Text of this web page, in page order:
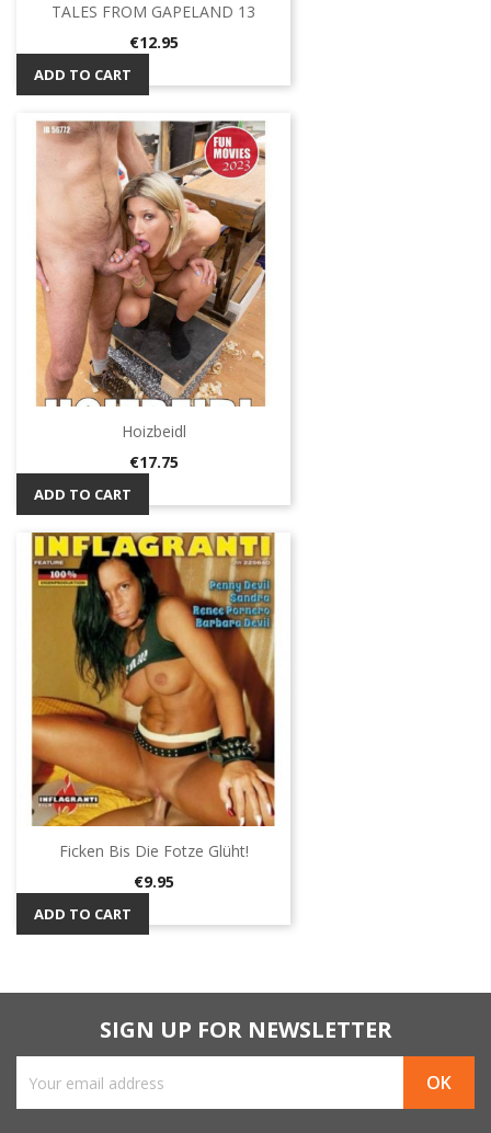
TALES FROM GAPELAND 13
Price
€12.95
ADD TO CART
Hoizbeidl
Price
€17.75
ADD TO CART
Ficken Bis Die Fotze Glüht!
Price
€9.95
ADD TO CART
SIGN UP FOR NEWSLETTER